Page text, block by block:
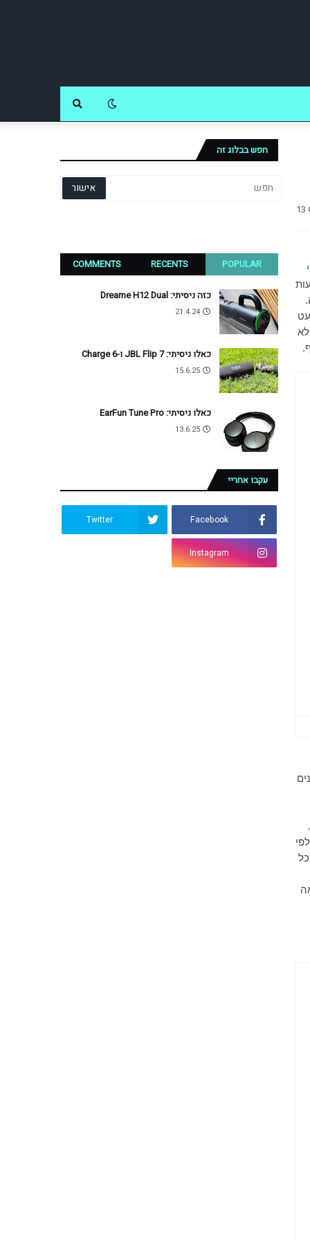
13
חפש בבלוג זה
POPULAR
RECENTS
COMMENTS
כזה ניסיתי: Dreame H12 Dual
21.4.24
כאלו ניסיתי: JBL Flip 7 ו-Charge 6
15.6.25
כאלו ניסיתי: EarFun Tune Pro
13.6.25
עקבו אחריי
Facebook
Twitter
Instagram